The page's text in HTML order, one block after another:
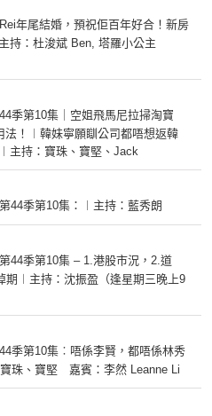
年尾結婚，預祝佢百年好合！新房
持：杜浚斌 Ben, 塔羅小公主
季第10集｜空姐飛馬尼拉掃淘寶
！︱韓妹寧願瞓公司都唔想返韓
主持：寶珠、寶堅、Jack
44季第10集：︱主持：藍秀朗
44季第10集 – 1.港股市況，2.道
︱主持：沈振盈（逢星期三晚上9
季第10集︰唔係李賢，都唔係林秀
珠、寶堅 嘉賓：李然 Leanne Li